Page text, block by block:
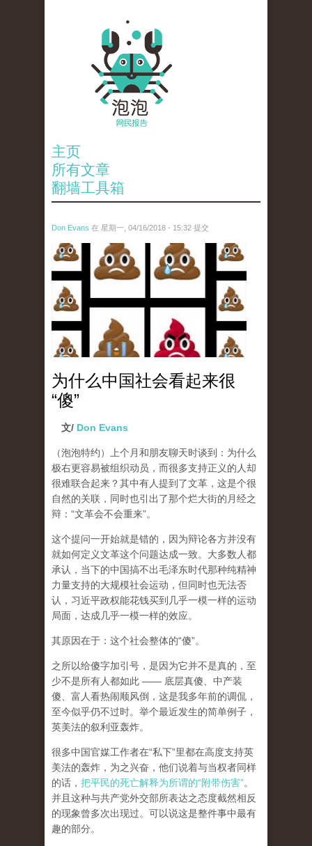
主页
所有文章
翻墙工具箱
Don Evans 在 星期一, 04/16/2018 - 15:32 提交
wechatimg1053.jpeg
为什么中国社会看起来很
“傻”
文/ Don Evans
（泡泡特约）
上个月和朋友聊天时谈到：为什么
极右更容易被组织动员，而很多支持正义的人却
很难联合起来？其中有人提到了文革，这是个很
自然的关联，同时也引出了那个烂大街的月经之
辩：“文革会不会重来”。
这个提问一开始就是错的，因为辩论各方并没有
就如何定义文革这个问题达成一致。大多数人都
承认，当下的中国搞不出毛泽东时代那种纯精神
力量支持的大规模社会运动，但同时也无法否
认，习近平政权能花钱买到几乎一模一样的运动
局面，达成几乎一模一样的效应。
其原因在于：这个社会整体的“傻”。
之所以给傻字加引号，是因为它并不是真的，至
少不是所有人都如此 —— 底层真傻、中产装
傻、富人看热闹顺风倒，这是我多年前的调侃，
至今似乎仍不过时。举个最近发生的简单例子，
英美法的叙利亚轰炸。
很多中国官媒工作者在“私下”里都在高度支持英
美法的轰炸，为之兴奋，他们说着与当权者同样
的话， 把平民的死亡解释为所谓的“附带伤害”。
并且这种与共产党外交部所表达之态度截然相反
的现象曾多次出现过。可以说这是整件事中最有
趣的部分。